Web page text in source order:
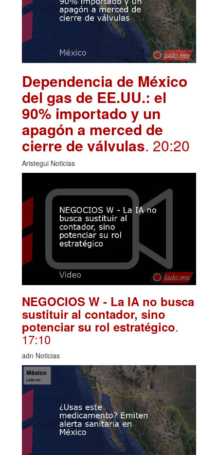
Dependencia de México
del gas de EE.UU.: el
90% importado y un
apagón a merced de
cierre de válvulas. 20:20
Aristegui Noticias
NEGOCIOS W - La IA no busca
sustituir al contador, sino
potenciar su rol estratégico.
17:10
adn Noticias